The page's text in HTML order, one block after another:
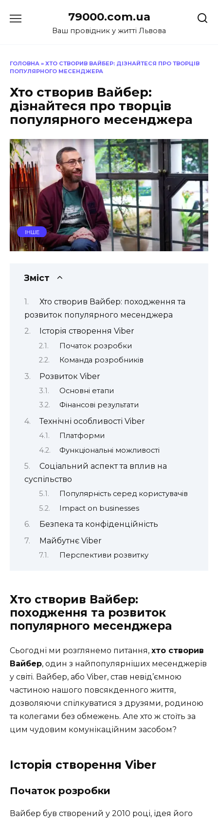
до
79000.com.ua
Ваш провідник у житті Львова
ГОЛОВНА » ХТО СТВОРИВ ВАЙБЕР: ДІЗНАЙТЕСЯ ПРО ТВОРЦІВ
ПОПУЛЯРНОГО МЕСЕНДЖЕРА
Хто створив Вайбер:
дізнайтеся про творців
популярного месенджера
ІНШЕ
Зміст
Хто створив Вайбер: походження та
розвиток популярного месенджера
Історія створення Viber
Початок розробки
Команда розробників
Розвиток Viber
Основні етапи
Фінансові результати
Технічні особливості Viber
Платформи
Функціональні можливості
Соціальний аспект та вплив на
суспільство
Популярність серед користувачів
Іmpact on businesses
Безпека та конфіденційність
Майбутнє Viber
Перспективи розвитку
Хто створив Вайбер:
походження та розвиток
популярного месенджера
Сьогодні ми розглянемо питання, хто створив
Вайбер, один з найпопулярніших месенджерів
у світі. Вайбер, або Viber, став невід’ємною
частиною нашого повсякденного життя,
дозволяючи спілкуватися з друзями, родиною
та колегами без обмежень. Але хто ж стоїть за
цим чудовим комунікаційним засобом?
Історія створення Viber
Початок розробки
Вайбер був створений у 2010 році, ідея його